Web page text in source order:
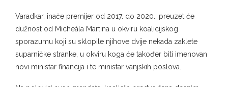
Varadkar, inače premijer od 2017. do 2020., preuzet će
dužnost od Micheála Martina u okviru koalicijskog
sporazumu koji su sklopile njihove dvije nekada zaklete
suparničke stranke, u okviru koga će također biti imenovan
novi ministar financija i te ministar vanjskih poslova.